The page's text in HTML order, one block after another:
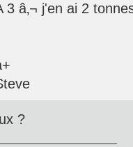
3 â‚¬ j'en ai 2
?